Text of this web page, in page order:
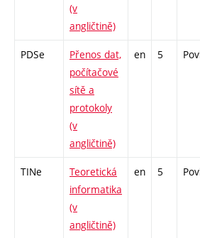
(v
angličtině)
PDSe
Přenos dat,
počítačové
sítě a
protokoly
(v
angličtině)
en 5
TINe
Teoretická
informatika
(v
angličtině)
en 5